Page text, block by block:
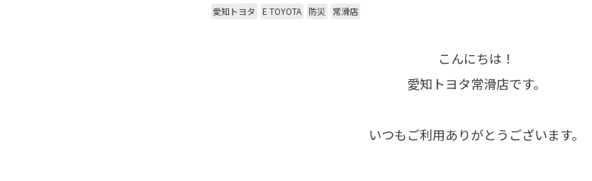
愛知トヨタ E TOYOTA 防災 常滑店
こんにちは！
愛知トヨタ常滑店です。
いつもご利用ありがとうございます。